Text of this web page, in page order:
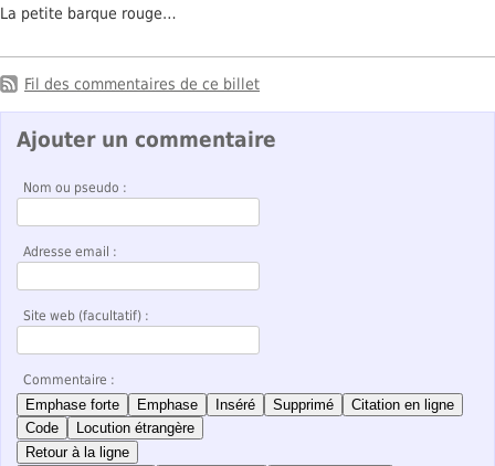
La petite barque rouge…
Fil des commentaires de ce billet
Ajouter un commentaire
Nom ou pseudo :
Adresse email :
Site web (facultatif) :
Commentaire :
Emphase forte Emphase Inséré Supprimé
Citation en ligne
Code
Locution étrangère
Retour à la ligne